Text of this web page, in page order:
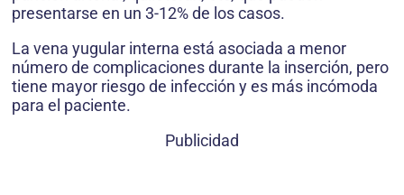
presentarse en un 3-12% de los casos.
La vena yugular interna está asociada a menor
número de complicaciones durante la inserción, pero
tiene mayor riesgo de infección y es más incómoda
para el paciente.
Publicidad